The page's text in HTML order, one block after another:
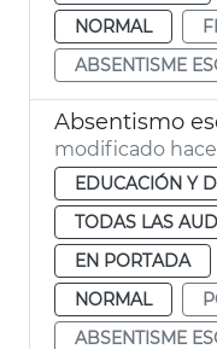
NORMAL
ABSENTISME
Absentismo
modificado
EDUCACIÓN Y
TODAS LAS
EN PORTADA
NORMAL
ABSENTISME